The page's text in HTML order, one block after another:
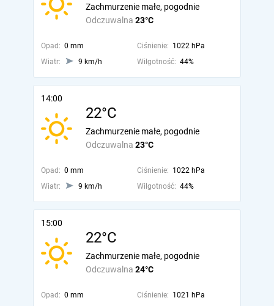
Odczuwalna 23°C
Zachmurzenie małe, pogodnie
Opad: 0 mm Ciśnienie: 1022 hPa
Wiatr:
9 km/h Wilgotność: 44%
14:00
22°C
Odczuwalna 23°C
Zachmurzenie małe, pogodnie
Opad: 0 mm Ciśnienie: 1022 hPa
Wiatr:
9 km/h Wilgotność: 44%
15:00
22°C
Odczuwalna 24°C
Zachmurzenie małe, pogodnie
Opad: 0 mm Ciśnienie: 1021 hPa